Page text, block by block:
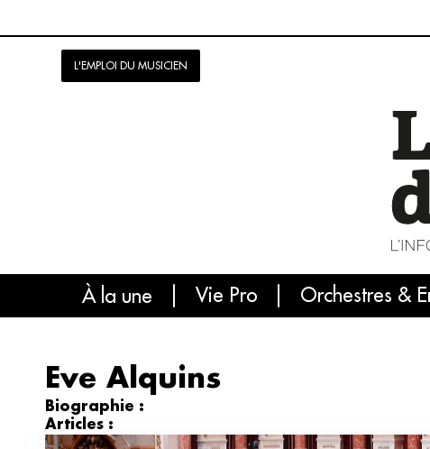
L'EMPLOI DU MUSICIEN
À la une Vie Pro Orchestres &
Eve Alquins
Biographie :
Articles :